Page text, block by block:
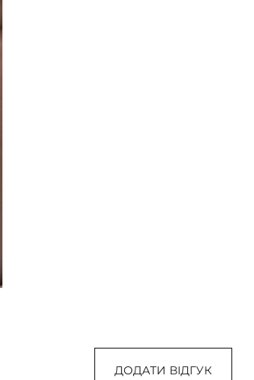
ДОДАТИ ВІДГУК